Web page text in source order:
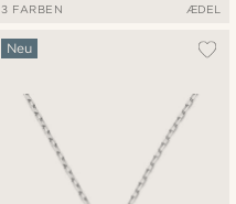
3 FARBEN ÆDEL
Neu